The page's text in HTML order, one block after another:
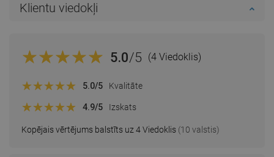
Klientu viedokļi
5.0/5 (4 Viedoklis)
Kopējais vērtējums balstīts uz 4 Viedoklis (10 valstis)
5.0/5 Kvalitāte
4.9/5 Izskats